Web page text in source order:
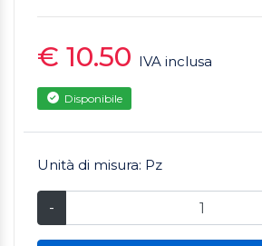
€ 10.50 IVA inclusa
Disponibile
Unità di misura: Pz
-